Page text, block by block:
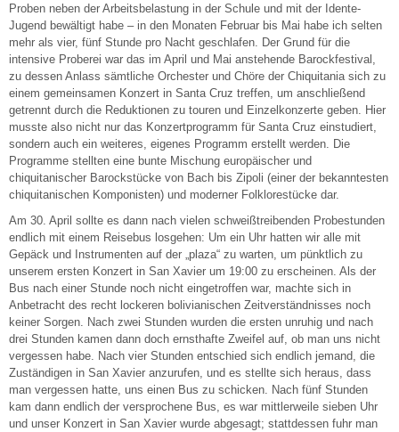
Proben neben der Arbeitsbelastung in der Schule und mit der Idente-
Jugend bewältigt habe – in den Monaten Februar bis Mai habe ich selten
mehr als vier, fünf Stunde pro Nacht geschlafen. Der Grund für die
intensive Proberei war das im April und Mai anstehende Barockfestival,
zu dessen Anlass sämtliche Orchester und Chöre der Chiquitania sich zu
einem gemeinsamen Konzert in Santa Cruz treffen, um anschließend
getrennt durch die Reduktionen zu touren und Einzelkonzerte geben. Hier
musste also nicht nur das Konzertprogramm für Santa Cruz einstudiert,
sondern auch ein weiteres, eigenes Programm erstellt werden. Die
Programme stellten eine bunte Mischung europäischer und
chiquitanischer Barockstücke von Bach bis Zipoli (einer der bekanntesten
chiquitanischen Komponisten) und moderner Folklorestücke dar.
Am 30. April sollte es dann nach vielen schweißtreibenden Probestunden
endlich mit einem Reisebus losgehen: Um ein Uhr hatten wir alle mit
Gepäck und Instrumenten auf der „plaza“ zu warten, um pünktlich zu
unserem ersten Konzert in San Xavier um 19:00 zu erscheinen. Als der
Bus nach einer Stunde noch nicht eingetroffen war, machte sich in
Anbetracht des recht lockeren bolivianischen Zeitverständnisses noch
keiner Sorgen. Nach zwei Stunden wurden die ersten unruhig und nach
drei Stunden kamen dann doch ernsthafte Zweifel auf, ob man uns nicht
vergessen habe. Nach vier Stunden entschied sich endlich jemand, die
Zuständigen in San Xavier anzurufen, und es stellte sich heraus, dass
man vergessen hatte, uns einen Bus zu schicken. Nach fünf Stunden
kam dann endlich der versprochene Bus, es war mittlerweile sieben Uhr
und unser Konzert in San Xavier wurde abgesagt; stattdessen fuhr man